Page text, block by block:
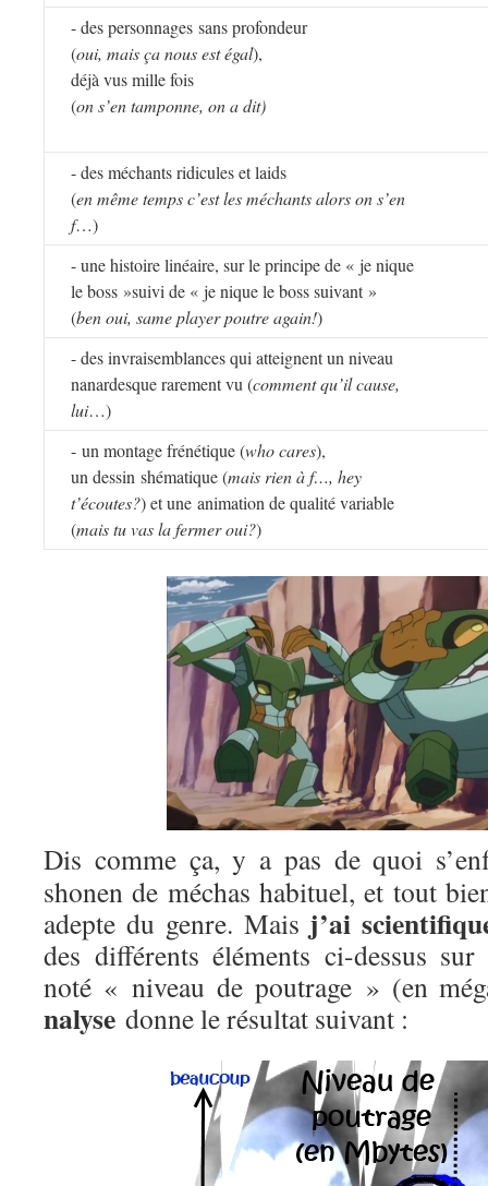
- des personnages sans profondeur
(oui, mais ça nous est égal),
déjà vus mille fois
(on s’en tamponne, on a dit)
- des méchants ridicules et laids
(en même temps c’est les méchants alors on s’en
f…)
- une histoire linéaire, sur le principe de « je nique
le boss »suivi de « je nique le boss suivant »
(ben oui, same player poutre again!)
- des invraisemblances qui atteignent un niveau
nanardesque rarement vu (comment qu’il cause,
lui…)
- un montage frénétique (who cares),
un dessin shématique (mais rien à f…, hey
t’écoutes?) et une animation de qualité variable
(mais tu vas la fermer oui?)
Dis comme ça, y a pas de quoi
shonen de méchas habituel, et tout
adepte du genre. Mais j’ai
des différents éléments ci-dessus
noté « niveau de poutrage » (en
nalyse donne le résultat suivant :